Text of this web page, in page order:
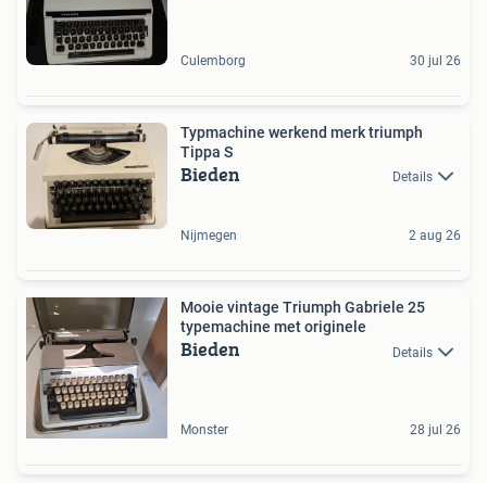
Culemborg 30 jul 26
Typmachine werkend merk triumph
Tippa S
Bieden Details
Nijmegen 2 aug 26
Mooie vintage Triumph Gabriele 25
typemachine met originele
Bieden Details
Monster 28 jul 26